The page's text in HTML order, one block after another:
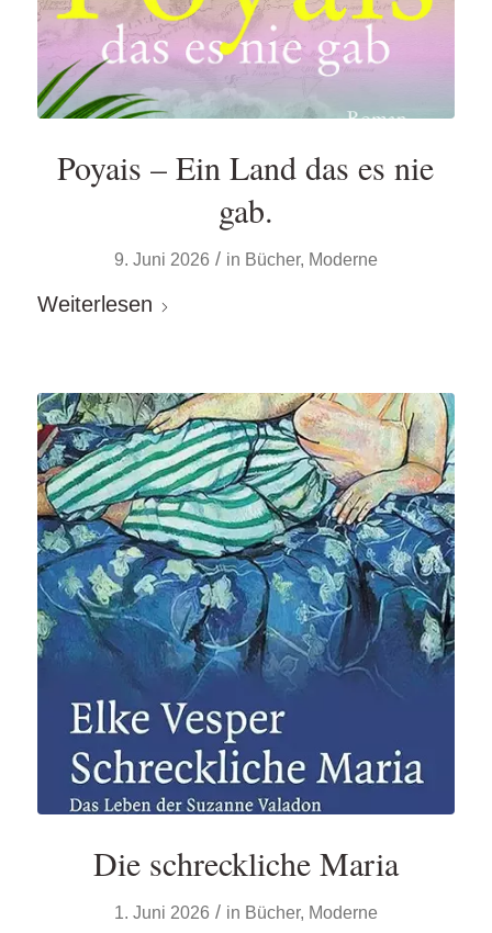
Poyais – Ein Land das es nie
gab.
9. Juni 2026 / in Bücher, Moderne
Weiterlesen
Die schreckliche Maria
1. Juni 2026 / in Bücher, Moderne